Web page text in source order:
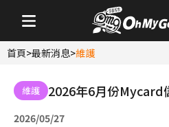
首頁>最新消息>維護
維護 2026年6月份Mycard
2026/05/27